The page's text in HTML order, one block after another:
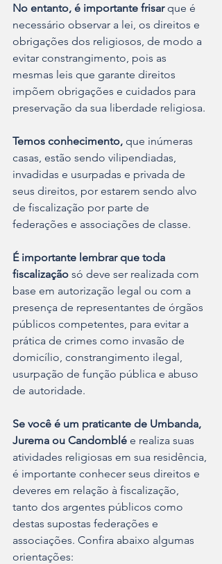
No entanto, é importante frisar que é
necessário observar a lei, os direitos e
obrigações dos religiosos, de modo a
evitar constrangimento, pois as
mesmas leis que garante direitos
impõem obrigações e cuidados para
preservação da sua liberdade religiosa.
Temos conhecimento, que inúmeras
casas, estão sendo vilipendiadas,
invadidas e usurpadas e privada de
seus direitos, por estarem sendo alvo
de fiscalização por parte de
federações e associações de classe.
É importante lembrar que toda
fiscalização só deve ser realizada com
base em autorização legal ou com a
presença de representantes de órgãos
públicos competentes, para evitar a
prática de crimes como invasão de
domicílio, constrangimento ilegal,
usurpação de função pública e abuso
de autoridade.
Se você é um praticante de Umbanda,
Jurema ou Candomblé e realiza suas
atividades religiosas em sua residência,
é importante conhecer seus direitos e
deveres em relação à fiscalização,
tanto dos argentes públicos como
destas supostas federações e
associações. Confira abaixo algumas
orientações: